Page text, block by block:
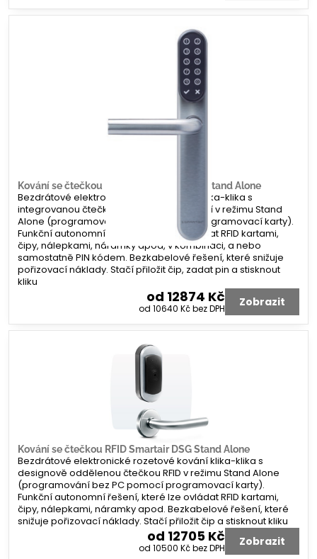
Kování se čtečkou RFID a PIN klávesnicí Stand Alone
Bezdrátové elektronické štítové kování klika-klika s
integrovanou čtečkou RFID a PIN klávesnicí v režimu Stand
Alone (programování bez PC pomocí programovací karty).
Funkční autonomní řešení, které lze ovládat RFID kartami,
čipy, nálepkami, náramky apod, v kombinaci, a nebo
samostatně PIN kódem. Bezkabelové řešení, které snižuje
pořizovací náklady. Stačí přiložit čip, zadat pin a stisknout
kliku
od 12874 Kč
od 10640 Kčbez DPH Zobrazit
Kování se čtečkou RFID Smartair DSG Stand Alone
Bezdrátové elektronické rozetové kování klika-klika s
designově oddělenou čtečkou RFID v režimu Stand Alone
(programování bez PC pomocí programovací karty).
Funkční autonomní řešení, které lze ovládat RFID kartami,
čipy, nálepkami, náramky apod. Bezkabelové řešení, které
snižuje pořizovací náklady. Stačí přiložit čip a stisknout kliku
od 12705 Kč
od 10500 Kčbez DPH Zobrazit